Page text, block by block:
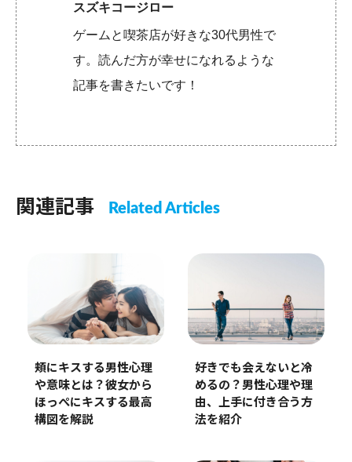
スズキコージロー
ゲームと喫茶店が好きな30代男性で
す。読んだ方が幸せになれるような
記事を書きたいです！
関連記事 Related Articles
頬にキスする男性心理
や意味とは？彼女から
ほっぺにキスする最高
構図を解説
好きでも会えないと冷
めるの？男性心理や理
由、上手に付き合う方
法を紹介